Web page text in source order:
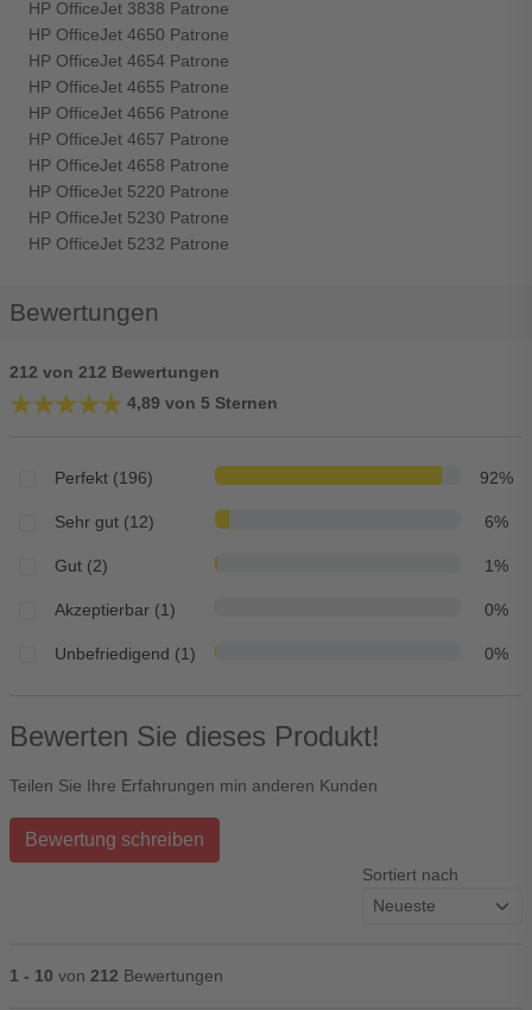
HP OfficeJet 3838 Patrone
HP OfficeJet 4650 Patrone
HP OfficeJet 4654 Patrone
HP OfficeJet 4655 Patrone
HP OfficeJet 4656 Patrone
HP OfficeJet 4657 Patrone
HP OfficeJet 4658 Patrone
HP OfficeJet 5220 Patrone
HP OfficeJet 5230 Patrone
HP OfficeJet 5232 Patrone
Bewertungen
212 von 212 Bewertungen
★★★★★
★★★★★ 4,89 von 5 Sternen
Perfekt (196) 92%
Sehr gut (12) 6%
Gut (2) 1%
Akzeptierbar (1) 0%
Unbefriedigend (1) 0%
Bewerten Sie dieses Produkt!
Teilen Sie Ihre Erfahrungen min anderen Kunden
Bewertung schreiben
Sortiert nach
1 - 10 von 212 Bewertungen